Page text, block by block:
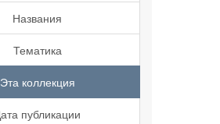
Названия
Тематика
Эта коллекция
публикации